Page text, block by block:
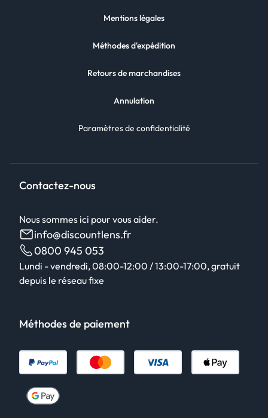
Mentions légales
Méthodes d'expédition
Retours de marchandises
Annulation
Paramètres de confidentialité
Contactez-nous
Nous sommes ici pour vous aider.
info@discountlens.fr
0800 945 053
Lundi - vendredi, 08:00-12:00 / 13:00-17:00, gratuit
depuis le réseau fixe
Méthodes de paiement